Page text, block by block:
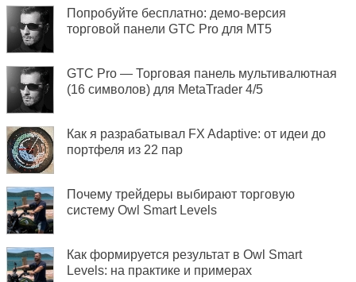
Попробуйте бесплатно: демо-версия
торговой панели GTC Pro для MT5
GTC Pro — Торговая панель мультивалютная
(16 символов) для MetaTrader 4/5
Как я разрабатывал FX Adaptive: от идеи до
портфеля из 22 пар
Почему трейдеры выбирают торговую
систему Owl Smart Levels
Как формируется результат в Owl Smart
Levels: на практике и примерах